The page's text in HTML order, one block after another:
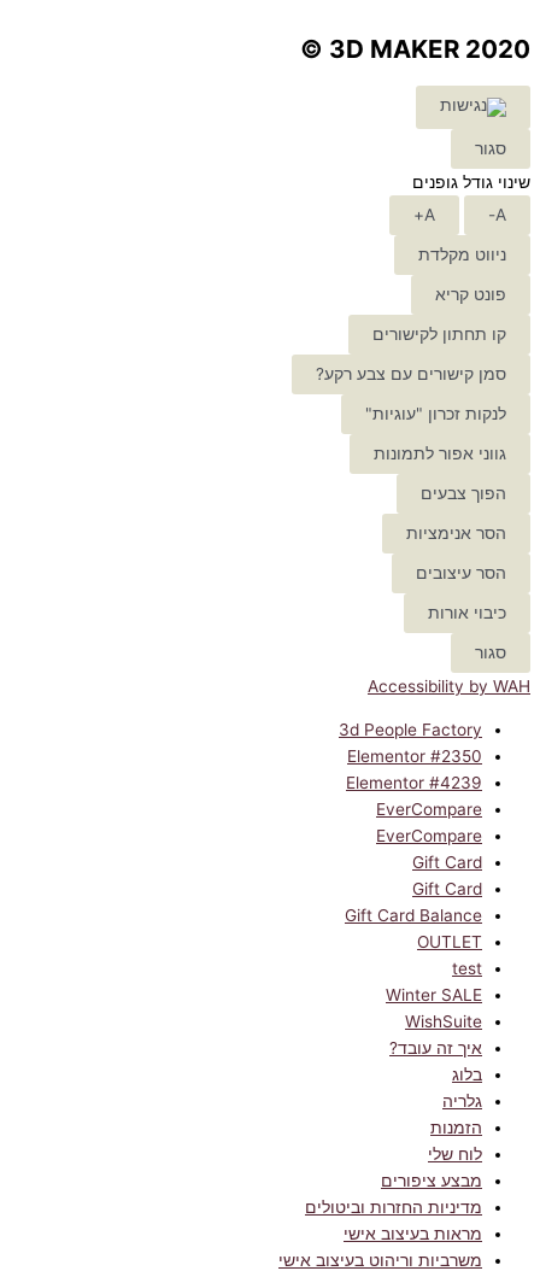
3D MAKER 2020 ©
סגור
שינוי גודל גופנים
A-
A+
ניווט מקלדת
פונט קריא
קו תחתון לקישורים
סמן קישורים עם צבע רקע?
לנקות זכרון "עוגיות"
גווני אפור לתמונות
הפוך צבעים
הסר אנימציות
הסר עיצובים
כיבוי אורות
סגור
Accessibility by WAH
3d People Factory
Elementor #2350
Elementor #4239
EverCompare
EverCompare
Gift Card
Gift Card
Gift Card Balance
OUTLET
test
Winter SALE
WishSuite
איך זה עובד?
בלוג
גלריה
הזמנות
לוח שלי
מבצע ציפורים
מדיניות החזרות וביטולים
מראות בעיצוב אישי
משרביות וריהוט בעיצוב אישי